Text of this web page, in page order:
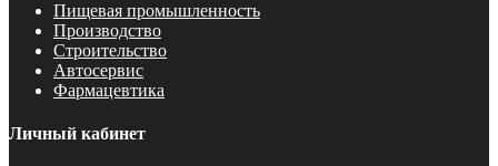
Пищевая промышленность
Производство
Строительство
Автосервис
Фармацевтика
Личный кабинет